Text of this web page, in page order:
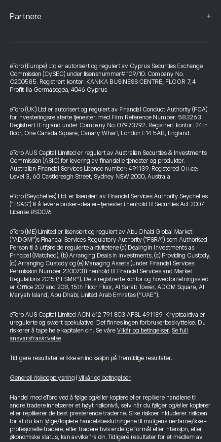
Partnere +
eToro (Europe) Ltd er autorisert og regulert av Cyprus Securities Exchange
Commission (CySEC) under lisensnummer# 109/10. Company No.
C200585. Registrert kontor: KANIKA BUSINESS CENTRE, FLOOR 7, 4
Profiti Ilia Germasogeia, 4046 Cyprus
eToro (UK) Ltd er autorisert og regulert av Financial Conduct Authority (FCA)
for investeringsrelaterte tjenester, med Firm Reference Number: 583263.
Registrert i England under Company No. 07973792. Registrert kontor: 24th
floor, One Canada Square, Canary Wharf, London E14 5AB, England.
eToro AUS Capital Limited er regulert av Australian Securities & Investments
Commission (ASIC) for levering av finansielle tjenester og produkter.
Australian Financial Services Licence number: 491139. Registered Office:
Level 3, 60 Castlereagh Street, Sydney NSW 2000, Australia
eToro (Seychelles) Ltd. er lisensiert av Financial Services Authority Seychelles
("FSAS") til å levere broker-dealer-tjenester i henhold til Securities Act 2007
License #SD076
eToro (ME) Limited er lisensiert og regulert av Abu Dhabi Global Market
(“ADGM”)s Financial Services Regulatory Authority ("FSRA") som Authorised
Person til å utføre de regulerte aktivitetene (a) Dealing in Investments as
Principal (Matched), (b) Arranging Deals in Investments, (c) Providing Custody,
(d) Arranging Custody og (e) Managing Assets (under Financial Services
Permission Number 220073) i henhold til Financial Services and Market
Regulations 2015 (“FSMR”). Dets registrerte kontor og hovedforretningssted
er Office 207 and 208, 15th Floor Floor, Al Sarab Tower, ADGM Square, Al
Maryah Island, Abu Dhabi, United Arab Emirates (“UAE”).
eToro AUS Capital Limited ACN 612 791 803 AFSL 491139. Kryptoaktiva er
uregulerte og svært spekulative. Det finnes ingen forbrukerbeskyttelse. Du
risikerer å tape hele kapitalen din. Se våre Vilkår og betingelser. Se full
ansvarsfraskrivelse
Tidligere resultater er ikke en indikasjon på fremtidige resultater.
Generell risikoopplysning Vilkår og betingelser
Handel med eToro ved å følge og/eller kopiere eller replikere handlene til
andre tradere innebærer et høyt risikonivå, selv når du følger og/eller kopierer
eller replikerer de best presterende traderne. Slike risikoer inkluderer risikoen
for at du kan følge/kopiere handelsbeslutningene til muligens uerfarne/ikke-
profesjonelle tradere, eller tradere hvis endelige formål eller intensjon, eller
økonomiske status, kan avvike fra din. Tidligere resultater for et medlem av